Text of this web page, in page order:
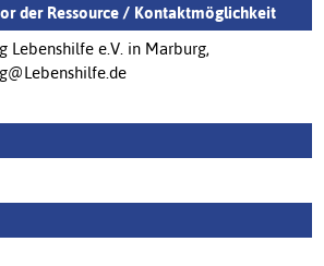
der Ressource / Kontaktmöglichkeit
Lebenshilfe e.V. in Marburg,